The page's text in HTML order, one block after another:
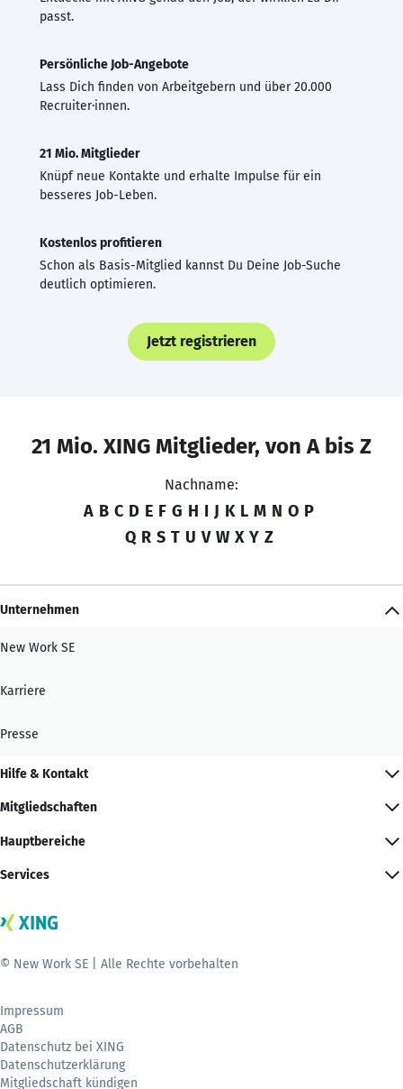
passt.
Persönliche Job-Angebote
Lass Dich finden von Arbeitgebern und über 20.000
Recruiter·innen.
21 Mio. Mitglieder
Knüpf neue Kontakte und erhalte Impulse für ein
besseres Job-Leben.
Kostenlos profitieren
Schon als Basis-Mitglied kannst Du Deine Job-Suche
deutlich optimieren.
Jetzt registrieren
21 Mio. XING Mitglieder, von A bis Z
Nachname:
A B C D E F G H I J K L M N O P
Q R S T U V W X Y Z
Unternehmen
New Work SE
Karriere
Presse
Hilfe & Kontakt
Mitgliedschaften
Hauptbereiche
Services
© New Work SE | Alle Rechte vorbehalten
Impressum
AGB
Datenschutz bei XING
Datenschutzerklärung
Mitgliedschaft kündigen